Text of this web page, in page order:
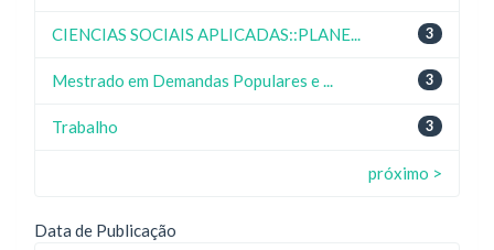
3
CIENCIAS SOCIAIS APLICADAS::PLANE...
3
Mestrado em Demandas Populares e ...
3
Trabalho
próximo >
Data de Publicação